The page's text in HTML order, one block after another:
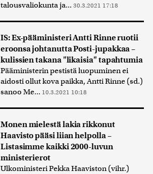
talousvaliokunta ja... 30.3.2021 17:18
IS: Ex-pääministeri Antti Rinne ruotii
eroonsa johtanutta Posti-jupakkaa –
kulissien takana "likaisia" tapahtumia
Pääministerin pestistä luopuminen ei
aidosti ollut kova paikka, Antti Rinne (sd.)
sanoo Me... 10.3.2021 10:18
Monen mielestä lakia rikkonut
Haavisto pääsi liian helpolla –
Listasimme kaikki 2000-luvun
ministerierot
Ulkoministeri Pekka Haaviston (vihr.)